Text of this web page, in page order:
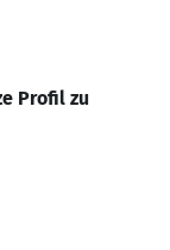
Profil zu